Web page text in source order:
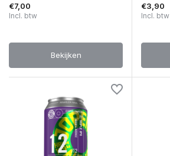
€7,00
Incl. btw
Bekijken
€3,90
Incl. btw